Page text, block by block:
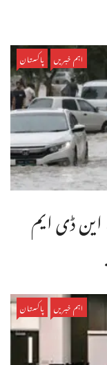
اہم خبریں پاکستان
ڈی ایم
اہم خبریں پاکستان